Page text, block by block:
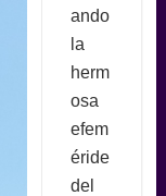
ando
la
herm
osa
efem
éride
del